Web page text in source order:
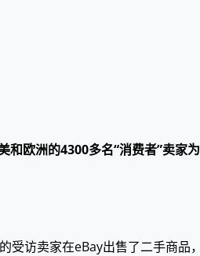
欧洲的4300多名“消费者”卖家为
访卖家在eBay出售了二手商品，